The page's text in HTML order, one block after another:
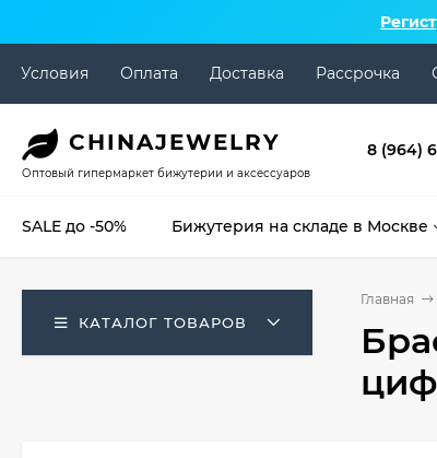
Условия Оплата Доставка Рассрочка
CHINAJEWELRY
Оптовый гипермаркет бижутерии и аксессуаров
8 (964)
SALE до -50% Бижутерия на складе в Москве
КАТАЛОГ ТОВАРОВ
Главная